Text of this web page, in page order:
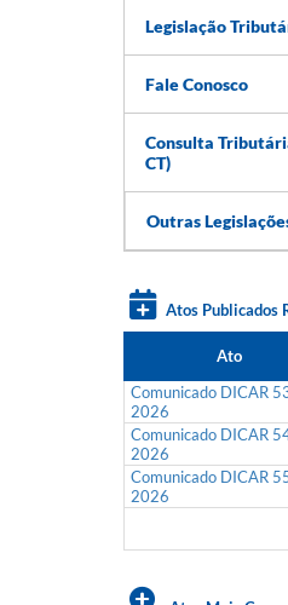
Legislação
Fale Conosco
Consulta
CT)
Outras
Atos Publicados
Ato
Comunicado DICAR
2026
Comunicado DICAR
2026
Comunicado DICAR
2026